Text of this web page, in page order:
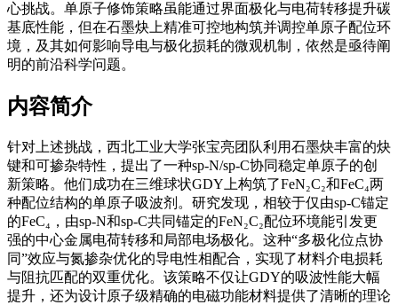
心挑战。单原子修饰策略虽能通过界面极化与电荷转移提升碳
基底性能，但在石墨炔上精准可控地构筑并调控单原子配位环
境 ，及其如何影响导电与极化损耗的微观机制，依然是亟待阐
明的前沿科学问题。
内容简介
针对上述挑战，西北工业大学张宝亮团队利用石墨炔丰富的炔
键和可掺杂特性，提出了一种sp‑N/sp‑C协同稳定单原子的创
新策略。他们成功在三维球状GDY上构筑了FeN₂C₂和FeC₄两
种配位结构的单原子吸波剂。研究发现，相较于仅由sp‑C锚定
的FeC₄，由sp‑N和sp‑C共同锚定的FeN₂C₂配位环境能引发更
强的中心金属电荷转移和局部电场极化。这种“多极化位点协
同”效应与氮掺杂优化的导电性相配合，实现了材料介电损耗
与阻抗匹配的双重优化。该策略不仅让GDY的吸波性能大幅
提升，还为设计原子级精确的电磁功能材料提供了清晰的理论